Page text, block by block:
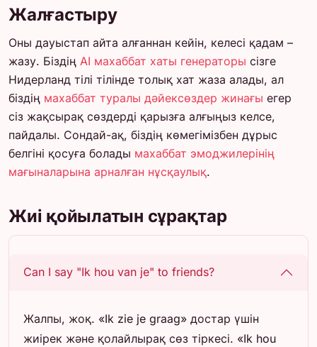
Жалғастыру
Оны дауыстап айта алғаннан кейін, келесі қадам –
жазу. Біздің AI махаббат хаты генераторы сізге
Нидерланд тілі тілінде толық хат жаза алады, ал
біздің махаббат туралы дәйексөздер жинағы егер
сіз жақсырақ сөздерді қарызға алғыңыз келсе,
пайдалы. Сондай-ақ, біздің көмегімізбен дұрыс
белгіні қосуға болады махаббат эмоджилерінің
мағыналарына арналған нұсқаулық.
Жиі қойылатын сұрақтар
Can I say "Ik hou van je" to friends?
Жалпы, жоқ. «Ik zie je graag» достар үшін
жиірек және қолайлырақ сөз тіркесі. «Ik hou